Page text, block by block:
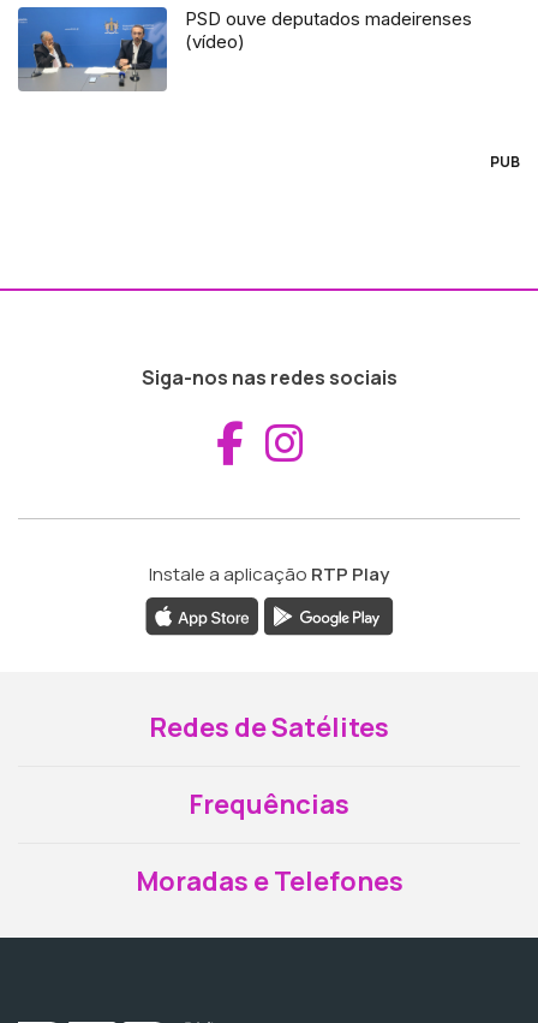
PSD ouve deputados madeirenses
(vídeo)
PUB
Siga-nos nas redes sociais
Aceder ao
Instale a aplicação RTP Play
Redes de Satélites
Frequências
Moradas e Telefones